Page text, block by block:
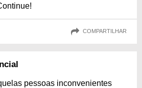
COMPARTILHAR
pessoas inconvenientes